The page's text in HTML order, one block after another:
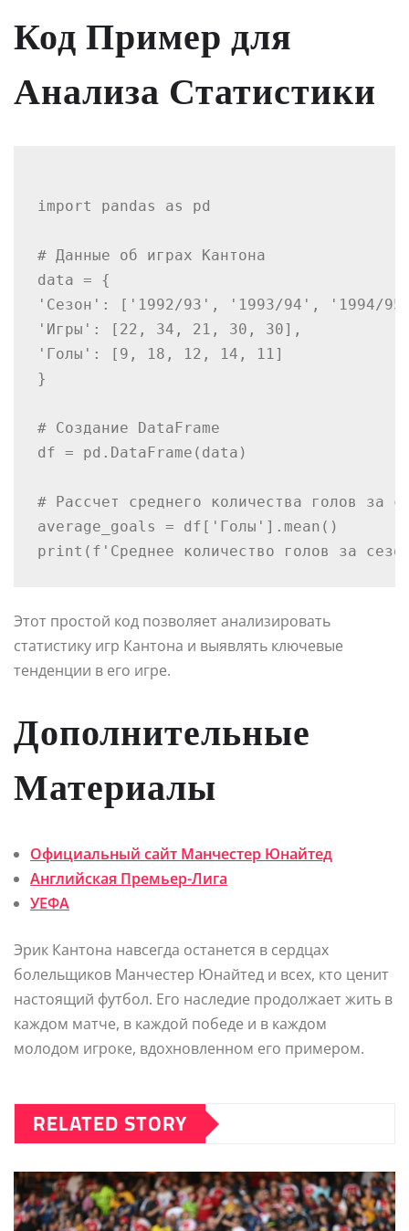
Код Пример для
Анализа Статистики
import pandas as pd
# Данные об играх Кантона
data = {
'Сезон': ['1992/93', '1993/94', '1994/
'Игры': [22, 34, 21, 30, 30],
'Голы': [9, 18, 12, 14, 11]
}
# Создание DataFrame
df = pd.DataFrame(data)
# Рассчет среднего количества голов за
average_goals = df['Голы'].mean()
Этот простой код позволяет анализировать
статистику игр Кантона и выявлять ключевые
тенденции в его игре.
Дополнительные
Материалы
Официальный сайт Манчестер Юнайтед
Английская Премьер-Лига
УЕФА
Эрик Кантона навсегда останется в сердцах
болельщиков Манчестер Юнайтед и всех, кто ценит
настоящий футбол. Его наследие продолжает жить в
каждом матче, в каждой победе и в каждом
молодом игроке, вдохновленном его примером.
RELATED STORY